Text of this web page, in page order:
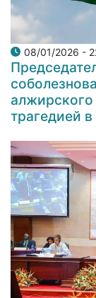
08/01/2026 -
алжирского
трагедией